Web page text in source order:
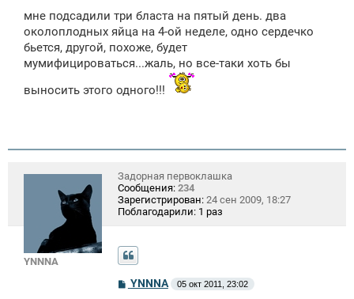
б
щ
н
и
мне подсадили три бласта на пятый день. два
околоплодных яйца на 4-ой неделе, одно сердечко
бьется, другой, похоже, будет
мумифицироваться...жаль, но все-таки хоть бы
выносить этого одного!!!
YNNNA
Задорная первоклашка
Сообщения: 234
Зарегистрирован: 24 сен 2009, 18:27
Поблагодарили: 1 раз
СYNNNA 05 окт 2011, 23:02